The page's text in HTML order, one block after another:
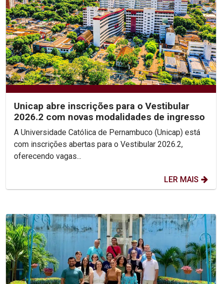
Unicap abre inscrições para o Vestibular
2026.2 com novas modalidades de ingresso
A Universidade Católica de Pernambuco (Unicap) está
com inscrições abertas para o Vestibular 2026.2,
oferecendo vagas...
LER MAIS